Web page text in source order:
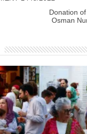
Donation
Osman